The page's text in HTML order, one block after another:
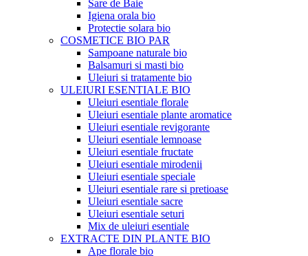
Sare de Baie
Igiena orala bio
Protectie solara bio
COSMETICE BIO PAR
Sampoane naturale bio
Balsamuri si masti bio
Uleiuri si tratamente bio
ULEIURI ESENTIALE BIO
Uleiuri esentiale florale
Uleiuri esentiale plante aromatice
Uleiuri esentiale revigorante
Uleiuri esentiale lemnoase
Uleiuri esentiale fructate
Uleiuri esentiale mirodenii
Uleiuri esentiale speciale
Uleiuri esentiale rare si pretioase
Uleiuri esentiale sacre
Uleiuri esentiale seturi
Mix de uleiuri esentiale
EXTRACTE DIN PLANTE BIO
Ape florale bio